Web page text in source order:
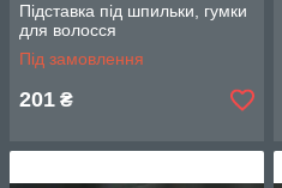
Підставка під шпильки, гумки
для волосся
Під замовлення
201 ₴